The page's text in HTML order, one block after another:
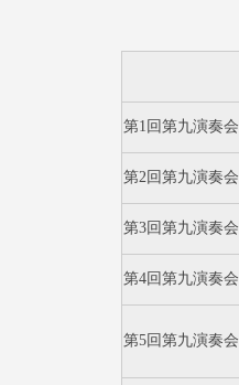
第1回第九演奏会
第2回第九演奏会
第3回第九演奏会
第4回第九演奏会
第5回第九演奏会